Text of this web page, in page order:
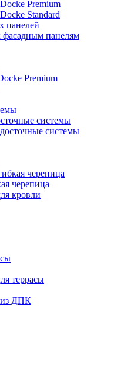
Premium
Standard
панелей
панелям
Premium
системы
системы
черепица
черепица
кровли
террасы
из ДПК